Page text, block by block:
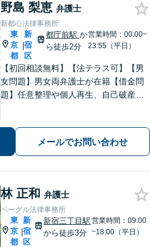
野島 梨恵 弁護士
新都心法律事務所
東
京
都
|
新
宿
区
都庁前駅 か
ら徒歩2分
営業時間：00:00~
23:55（平日）
【初回相談無料】【法テラス可】【男
女問題】男女両弁護士が在籍【借金問
題】任意整理や個人再生、自己破産な
雇、ハラスメント事案に強【夜間・ 休
日面談可】【完全個室】【新宿駅徒歩3
メールでお問い合わせ
林 正和 弁護士
ベーグル法律事務所
東
京
都
|
新
宿
区
新宿三丁目駅
から徒歩3分
営業時間：09:00
~18:00（平日）